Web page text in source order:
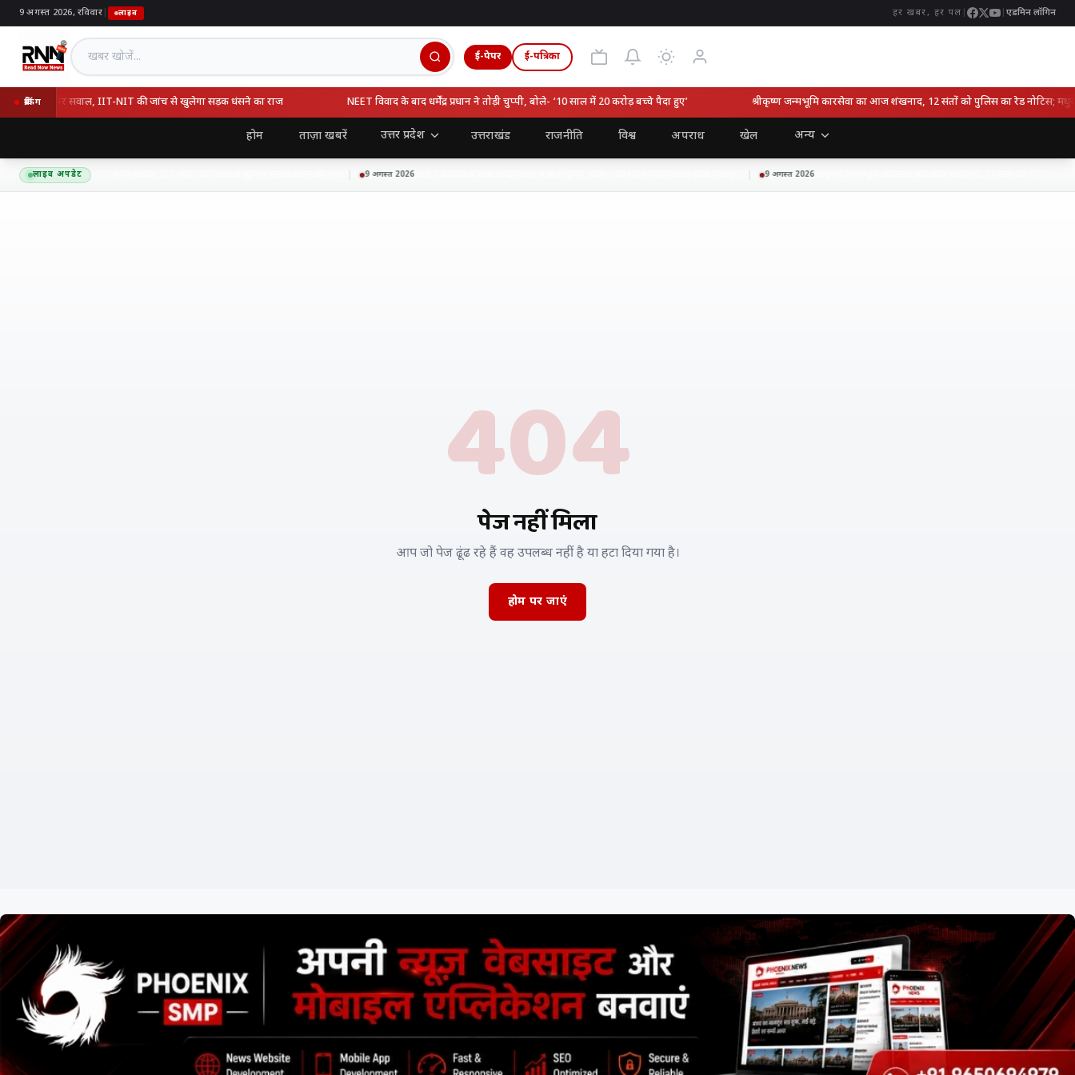
9 अगस्त 2026, रविवार| लाइव हर खबर, हर पल एडमिन लॉगिन
ई-पेपर ई-पत्रिका
ब्रेकिंग
गुणवत्ता पर सवाल, IIT-NIT की जांच से खुलेगा सड़क धंसने का राज NEET विवाद के बाद धर्मेंद्र प्रधान ने तोड़ी चुप्पी, बोले- ‘10 साल में 20 करोड़ बच्चे पैदा हुए’ श्रीकृष्ण जन्मभूमि कारसेवा का आज शंखनाद, 12 संतों को पुलिस का रेड नोटिस; मथुरा में
होम ताज़ा खबरें उत्तर प्रदेश उत्तराखंड राजनीति विश्व अपराध खेल अन्य
लाइव अपडेट
एक्सप्रेसवे की गुणवत्ता पर सवाल, IIT-NIT की जांच से खुलेगा सड़क धंसने का राज 9 अगस्त 2026NEET विवाद के बाद धर्मेंद्र प्रधान ने तोड़ी चुप्पी, बोले- ‘10 साल में 20 करोड़ बच्चे पैदा हुए’ 9 अगस्त 2026श्रीकृष्ण जन्मभूमि कारसेवा का आज शंखनाद, 12 संतों को पुलिस का रेड
404
पेज नहीं मिला
आप जो पेज ढूंढ रहे हैं वह उपलब्ध नहीं है या हटा दिया गया है।
होम पर जाएं